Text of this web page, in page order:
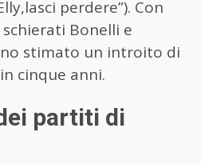
perdere”). Con
schierati Bonelli e
stimato un introito di
cinque anni.
partiti di